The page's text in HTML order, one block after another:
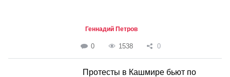
Геннадий Петров
0 1538 0
Протесты в Кашмире бьют по